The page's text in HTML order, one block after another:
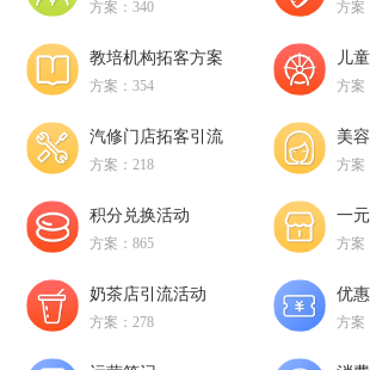
方案：340 方案
教培机构拓客方案
方案：354
儿
方案
汽修门店拓客引流
方案：218
美
方案
积分兑换活动
方案：865
一
方案
奶茶店引流活动
方案：278
优
方案